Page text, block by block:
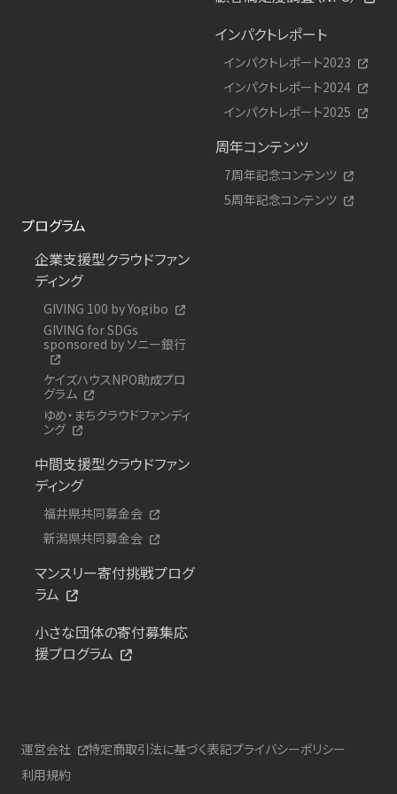
インパクトレポート
インパクトレポート2023
インパクトレポート2024
インパクトレポート2025
周年コンテンツ
7周年記念コンテンツ
5周年記念コンテンツ
プログラム
企業支援型クラウドファン
ディング
GIVING 100 by Yogibo
GIVING for SDGs
sponsored by ソニー銀行
ケイズハウスNPO助成プロ
グラム
ゆめ・まちクラウドファンディ
ング
中間支援型クラウドファン
ディング
福井県共同募金会
新潟県共同募金会
マンスリー寄付挑戦プログ
ラム
小さな団体の寄付募集応
援プログラム
運営会社 特定商取引法に基づく表記プライバシーポリシー
利用規約